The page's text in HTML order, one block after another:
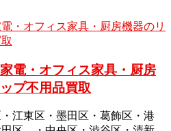
電・オフィス家具・厨房
プ不用品買取
江東区・墨田区・葛飾区・港